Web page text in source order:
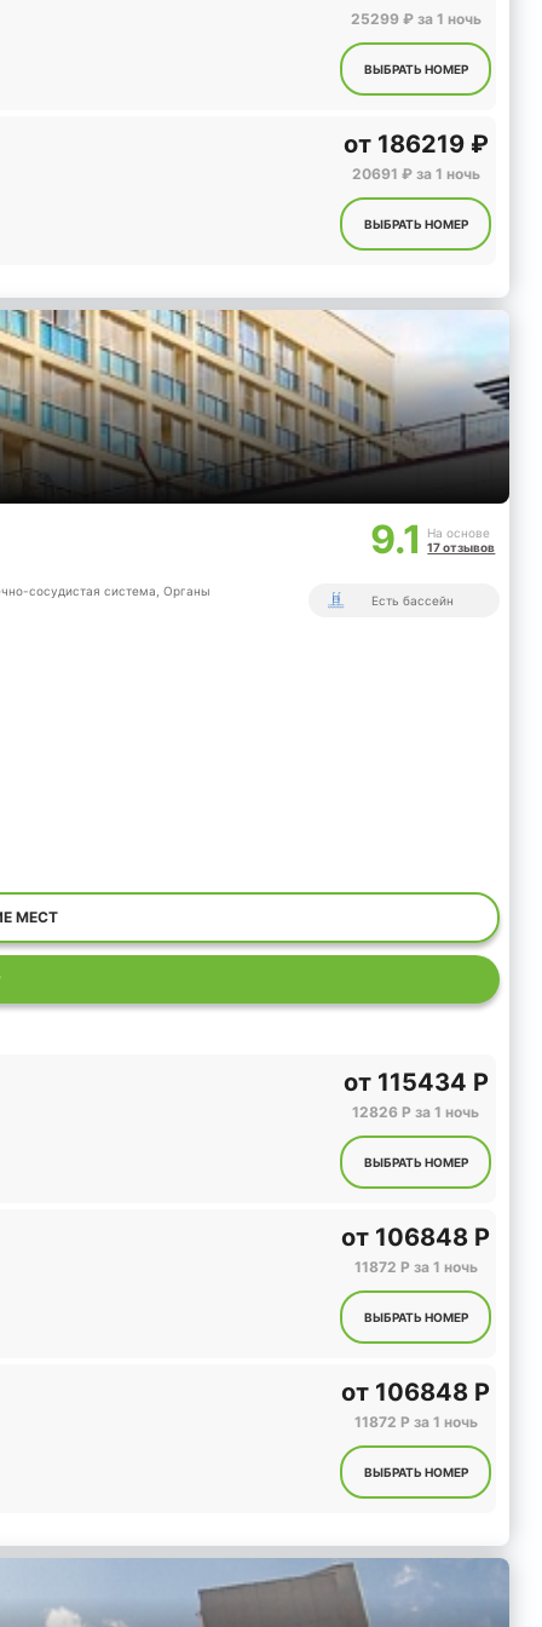
25299 ₽ за 1 ночь
ВЫБРАТЬ НОМЕР
от186219 ₽
20691 ₽ за 1 ночь
ВЫБРАТЬ НОМЕР
9.1
На основе
17 отзывов
сосудистая система, Органы
Есть бассейн
МЕСТ
от115434 Р
12826 Р за 1 ночь
ВЫБРАТЬ НОМЕР
от 106848 Р
11872 Р за 1 ночь
ВЫБРАТЬ НОМЕР
от 106848 Р
11872 Р за 1 ночь
ВЫБРАТЬ НОМЕР